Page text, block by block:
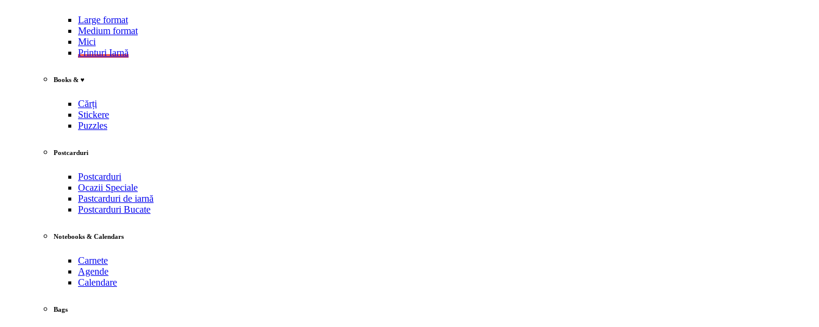
Large format
Medium format
Mici
Printuri Iarnă
Books & ♥
Cărți
Stickere
Puzzles
Postcarduri
Postcarduri
Ocazii Speciale
Pastcarduri de iarnă
Postcarduri Bucate
Notebooks & Calendars
Carnete
Agende
Calendare
Bags